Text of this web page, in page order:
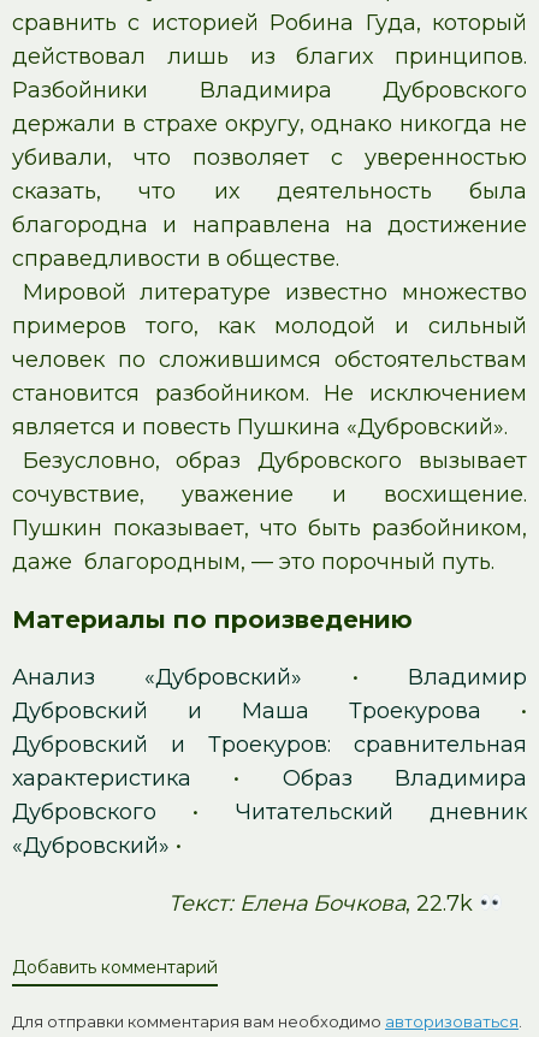
сравнить с историей Робина Гуда, который
действовал лишь из благих принципов.
Разбойники Владимира Дубровского
держали в страхе округу, однако никогда не
убивали, что позволяет с уверенностью
сказать, что их деятельность была
благородна и направлена на достижение
справедливости в обществе.
Мировой литературе известно множество
примеров того, как молодой и сильный
человек по сложившимся обстоятельствам
становится разбойником. Не исключением
является и повесть Пушкина «Дубровский».
Безусловно, образ Дубровского вызывает
сочувствие, уважение и восхищение.
Пушкин показывает, что быть разбойником,
даже благородным, — это порочный путь.
Материалы по произведению
Анализ «Дубровский» • Владимир
Дубровский и Маша Троекурова •
Дубровский и Троекуров: сравнительная
характеристика • Образ Владимира
Дубровского • Читательский дневник
«Дубровский» •
Текст: Елена Бочкова, 22.7k
Добавить комментарий
Для отправки комментария вам необходимо авторизоваться